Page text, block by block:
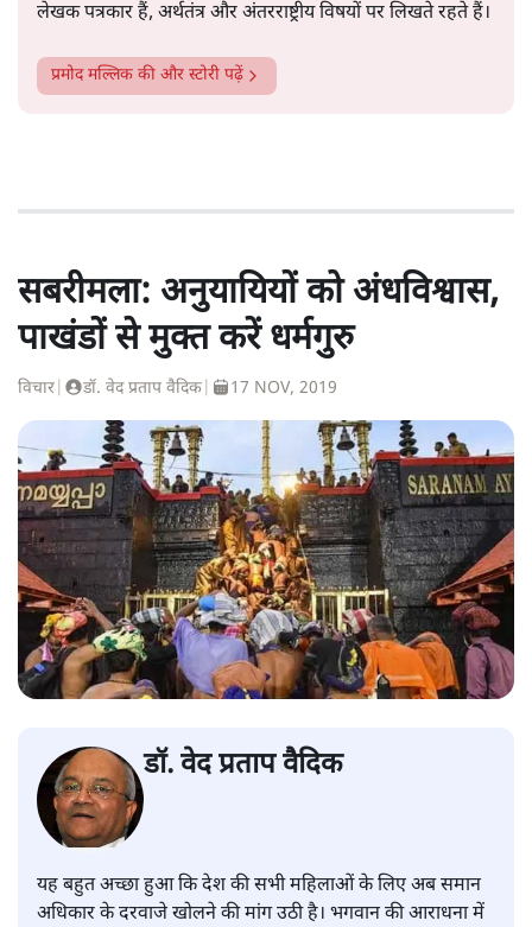
लेखक पत्रकार हैं, अर्थतंत्र और अंतरराष्ट्रीय विषयों पर लिखते रहते हैं।
प्रमोद मल्लिक की और स्टोरी पढ़ें
सबरीमला: अनुयायियों को अंधविश्वास,
पाखंडों से मुक्त करें धर्मगुरु
विचार डॉ. वेद प्रताप वैदिक 17 NOV, 2019
डॉ. वेद प्रताप वैदिक
यह बहुत अच्छा हुआ कि देश की सभी महिलाओं के लिए अब समान
अधिकार के दरवाजे खोलने की मांग उठी है। भगवान की आराधना में